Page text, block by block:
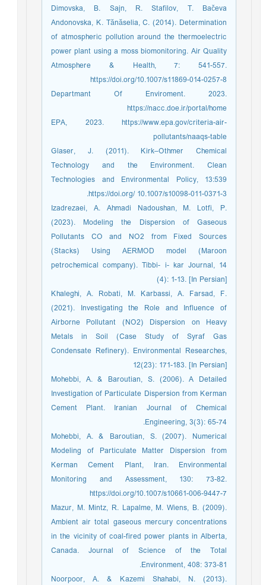
Dimovska, B. Sajn, R. Stafilov, T. Bačeva
Andonovska, K. Tănăselia, C. (2014). Determination
of atmospheric pollution around the thermoelectric
power plant using a moss biomonitoring. Air Quality
Atmosphere & Health, 7: 541-557.
https://doi.org/10.1007/s11869-014-0257-8
Departmant Of Enviroment. 2023.
https://nacc.doe.ir/portal/home
EPA, 2023. https://www.epa.gov/criteria-air-
pollutants/naaqs-table
Glaser, J. (2011). Kirk–Othmer Chemical
Technology and the Environment. Clean
Technologies and Environmental Policy, 13:539
https://doi.org/ 10.1007/s10098-011-0371-3.
Izadrezaei, A. Ahmadi Nadoushan, M. Lotfi, P.
(2023). Modeling the Dispersion of Gaseous
Pollutants CO and NO2 from Fixed Sources
(Stacks) Using AERMOD model (Maroon
petrochemical company). Tibbi- i- kar Journal, 14
(4): 1-13. [In Persian]
Khaleghi, A. Robati, M. Karbassi, A. Farsad, F.
(2021). Investigating the Role and Influence of
Airborne Pollutant (NO2) Dispersion on Heavy
Metals in Soil (Case Study of Syraf Gas
Condensate Refinery). Environmental Researches,
12(23): 171-183. [In Persian]
Mohebbi, A. & Baroutian, S. (2006). A Detailed
Investigation of Particulate Dispersion from Kerman
Cement Plant. Iranian Journal of Chemical
Engineering, 3(3): 65-74.
Mohebbi, A. & Baroutian, S. (2007). Numerical
Modeling of Particulate Matter Dispersion from
Kerman Cement Plant, Iran. Environmental
Monitoring and Assessment, 130: 73-82.
https://doi.org/10.1007/s10661-006-9447-7
Mazur, M. Mintz, R. Lapalme, M. Wiens, B. (2009).
Ambient air total gaseous mercury concentrations
in the vicinity of coal-fired power plants in Alberta,
Canada. Journal of Science of the Total
Environment, 408: 373-81.
Noorpoor, A. & Kazemi Shahabi, N. (2013).